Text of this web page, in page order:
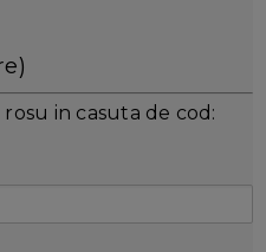
in casuta de cod: